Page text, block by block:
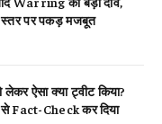
पर पकड़ मजबूत
लेकर ऐसा क्या ट्वीट किया?
Fact-Check कर दिया